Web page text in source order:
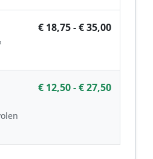
€ 18,75 - € 35,00
€ 12,50 - € 27,50